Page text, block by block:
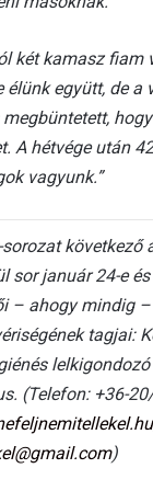
két kamasz fiam
élünk együtt, de a
megbüntetett,
A hétvége után
vagyunk.”
következő
sor január 24-e
– ahogy mindig
tagjai:
lelkigondozó
(Telefon: +36-
)